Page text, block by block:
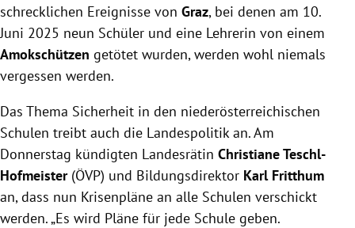
Untermenü
schrecklichen Ereignisse von Graz, bei denen am 10.
Juni 2025 neun Schüler und eine Lehrerin von einem
Amokschützen getötet wurden, werden wohl niemals
vergessen werden.
Das Thema Sicherheit in den niederösterreichischen
Schulen treibt auch die Landespolitik an. Am
Donnerstag kündigten Landesrätin Christiane Teschl-
Hofmeister(ÖVP) und Bildungsdirektor Karl Fritthum
an, dass nun Krisenpläne an alle Schulen verschickt
werden. „Es wird Pläne für jede Schule geben.